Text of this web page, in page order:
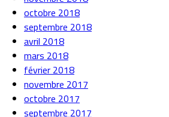
octobre 2018
septembre 2018
avril 2018
mars 2018
février 2018
novembre 2017
octobre 2017
septembre 2017